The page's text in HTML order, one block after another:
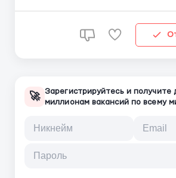
🚀 Зарегистрируйтесь и получите
миллионам вакансий по всему